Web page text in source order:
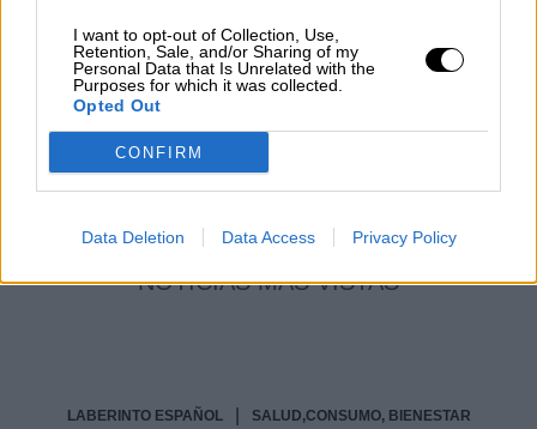
I want to opt-out of Collection, Use,
Retention, Sale, and/or Sharing of my
Personal Data that Is Unrelated with the
Purposes for which it was collected.
Opted Out
CONFIRM
Data Deletion Data Access Privacy Policy
Por Carlos Miranda
Clara Campoamor: Mi sueño,
mi pesadilla
María Pérez Herrero
NOTICIAS MAS VISTAS
LABERINTO ESPAÑOL SALUD,CONSUMO, BIENESTAR